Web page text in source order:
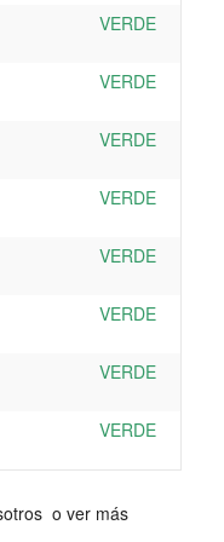
VERDE
VERDE
VERDE
VERDE
VERDE
VERDE
VERDE
VERDE
o ver más